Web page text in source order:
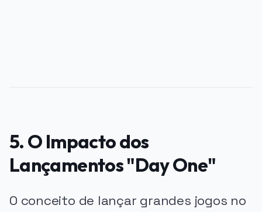
5. O Impacto dos
Lançamentos "Day One"
O conceito de lançar grandes jogos no